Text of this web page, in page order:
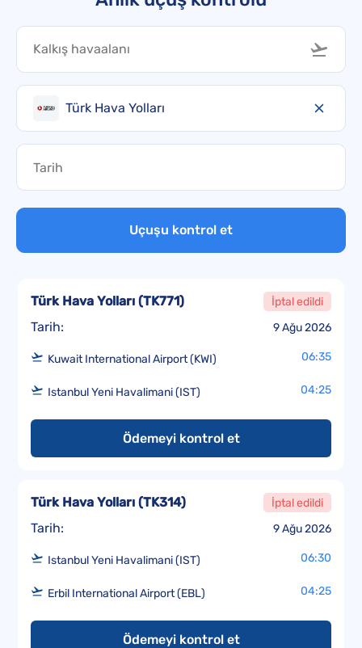
Türk Hava Yolları
Uçuşu kontrol et
Tarih: 9 Ağu 2026
Türk Hava Yolları (TK771) İptal edildi
Kuwait International Airport (KWI) 06:35
Istanbul Yeni Havalimani (IST) 04:25
Ödemeyi kontrol et
Tarih: 9 Ağu 2026
Türk Hava Yolları (TK314) İptal edildi
Istanbul Yeni Havalimani (IST) 06:30
Erbil International Airport (EBL) 04:25
Ödemeyi kontrol et